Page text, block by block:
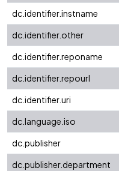
dc.identifier.instname
dc.identifier.other
dc.identifier.reponame
dc.identifier.repourl
dc.identifier.uri
dc.language.iso
dc.publisher
dc.publisher.department